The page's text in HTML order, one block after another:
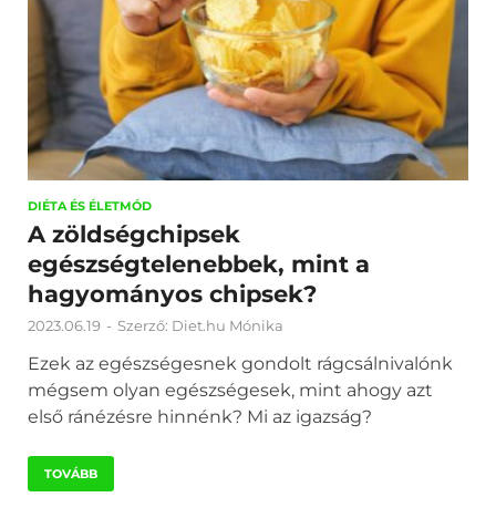
DIÉTA ÉS ÉLETMÓD
A zöldségchipsek
egészségtelenebbek, mint a
hagyományos chipsek?
2023.06.19 - Szerző: Diet.hu Mónika
Ezek az egészségesnek gondolt rágcsálnivalónk
mégsem olyan egészségesek, mint ahogy azt
első ránézésre hinnénk? Mi az igazság?
TOVÁBB